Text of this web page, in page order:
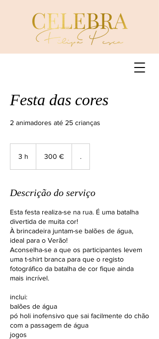
Festa das cores
2 animadores até 25 crianças
3 h 300 € .
Descrição do serviço
Esta festa realiza-se na rua. É uma batalha
divertida de muita cor!
À brincadeira juntam-se balões de água,
ideal para o Verão!
Aconselha-se a que os participantes levem
uma t-shirt branca para que o registo
fotográfico da batalha de cor fique ainda
mais incrível.
inclui:
balões de água
pó holi inofensivo que sai facilmente do chão
com a passagem de água
jogos